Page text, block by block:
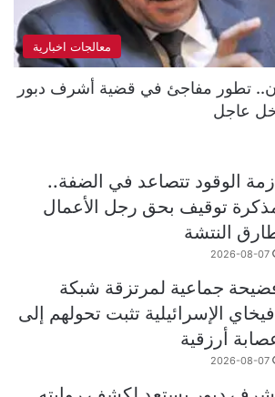
معالجات اخبارية
تطور مفاجئ في قضية أشرف دبور
عاجل
الوقود تتصاعد في الضفة..
توقيف بحق رجل الأعمال
النتشة
2026-08-07
جماعية لمرتزقة شبكة
الإسرائيلية تثبت تحولهم إلى
أرزقية
2026-08-07